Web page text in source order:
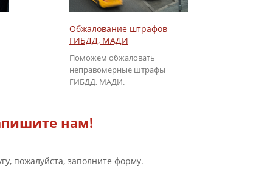
Обжалование штрафов
ГИБДД, МАДИ
Поможем обжаловать
неправомерные штрафы
ГИБДД, МАДИ.
нам!
пожалуйста, заполните форму.